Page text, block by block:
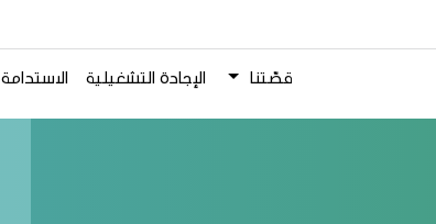
قصّتنا الإجادة التشغيلية الاستدامة